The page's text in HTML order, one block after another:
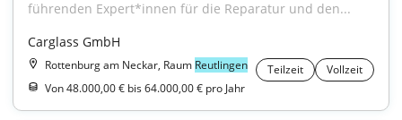
führenden Expert*innen für die Reparatur und den...
Carglass GmbH
Rottenburg am Neckar, Raum Reutlingen Teilzeit
Vollzeit
Von 48.000,00 € bis 64.000,00 € pro Jahr